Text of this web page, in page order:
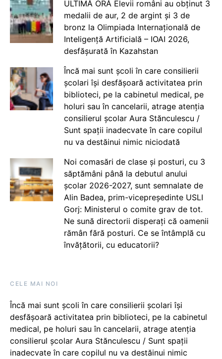
ULTIMĂ ORĂ Elevii români au obținut 3
medalii de aur, 2 de argint și 3 de
bronz la Olimpiada Internațională de
Inteligență Artificială – IOAI 2026,
desfășurată în Kazahstan
Încă mai sunt școli în care consilierii
școlari își desfășoară activitatea prin
biblioteci, pe la cabinetul medical, pe
holuri sau în cancelarii, atrage atenția
consilierul școlar Aura Stănculescu /
Sunt spații inadecvate în care copilul
nu va destăinui nimic niciodată
Noi comasări de clase și posturi, cu 3
săptămâni până la debutul anului
școlar 2026-2027, sunt semnalate de
Alin Badea, prim-vicepreședinte USLI
Gorj: Ministerul o comite grav de tot.
Ne sună directorii disperați că oamenii
rămân fără posturi. Ce se întâmplă cu
învățătorii, cu educatorii?
CELE MAI NOI
Încă mai sunt școli în care consilierii școlari își
desfășoară activitatea prin biblioteci, pe la cabinetul
medical, pe holuri sau în cancelarii, atrage atenția
consilierul școlar Aura Stănculescu / Sunt spații
inadecvate în care copilul nu va destăinui nimic